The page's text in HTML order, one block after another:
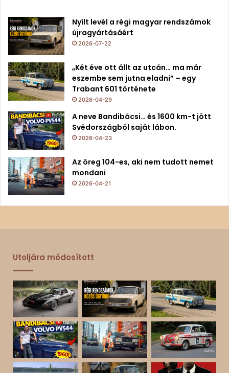
Nyílt levél a régi magyar rendszámok
újragyártásáért
2026-07-22
„Két éve ott állt az utcán… ma már
eszembe sem jutna eladni” – egy
Trabant 601 története
2026-04-29
A neve Bandibácsi… és 1600 km-t jött
Svédországból saját lábon.
2026-04-23
Az öreg 104-es, aki nem tudott nemet
mondani
2026-04-21
Utoljára módosított